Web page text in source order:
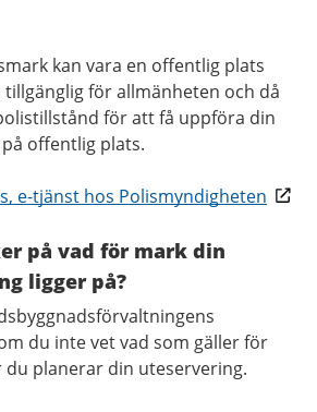
kan vara en offentlig plats
tillgänglig för allmänheten och då
för att få uppföra din
offentlig plats.
e-tjänst hos Polismyndigheten
på vad för mark din
ligger på?
du inte vet vad som gäller för
du planerar din uteservering.